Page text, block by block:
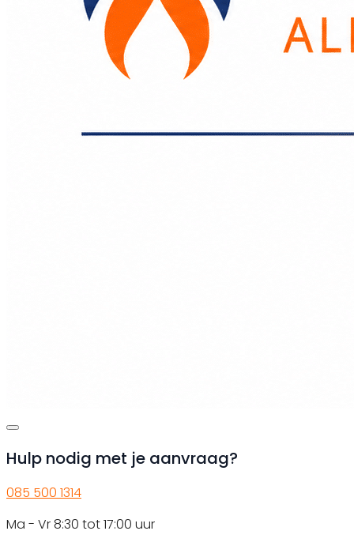
Hulp nodig met je aanvraag?
085 500 1314
Ma - Vr 8:30 tot 17:00 uur